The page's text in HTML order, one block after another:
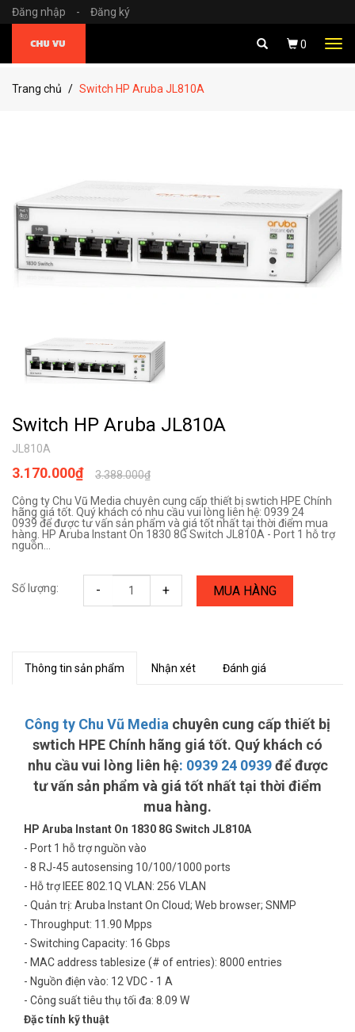
Đăng nhập - Đăng ký
0
Trang chủ Switch HP Aruba JL810A
Switch HP Aruba JL810A
JL810A
3.388.000₫
3.170.000₫
Công ty Chu Vũ Media chuyên cung cấp thiết bị swtich HPE Chính
hãng giá tốt. Quý khách có nhu cầu vui lòng liên hệ: 0939 24
0939 để được tư vấn sản phẩm và giá tốt nhất tại thời điểm mua
hàng. HP Aruba Instant On 1830 8G Switch JL810A - Port 1 hỗ trợ
nguồn...
Số lượng: - + MUA HÀNG
Thông tin sản phẩm Nhận xét Đánh giá
Công ty Chu Vũ Media chuyên cung cấp thiết bị
swtich HPE Chính hãng giá tốt. Quý khách có
nhu cầu vui lòng liên hệ: 0939 24 0939 để được
tư vấn sản phẩm và giá tốt nhất tại thời điểm
mua hàng.
HP Aruba Instant On 1830 8G Switch JL810A
- Port 1 hỗ trợ nguồn vào
- 8 RJ-45 autosensing 10/100/1000 ports
- Hỗ trợ IEEE 802.1Q VLAN: 256 VLAN
- Quản trị: Aruba Instant On Cloud; Web browser; SNMP
- Throughput: 11.90 Mpps
- Switching Capacity: 16 Gbps
- MAC address tablesize (# of entries): 8000 entries
- Nguồn điện vào: 12 VDC - 1 A
- Công suất tiêu thụ tối đa: 8.09 W
Đặc tính kỹ thuật